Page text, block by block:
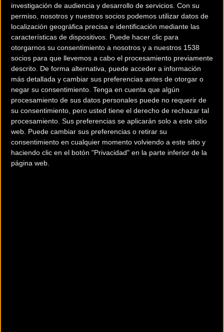
investigación de audiencia y desarrollo de servicios. Con su
permiso, nosotros y nuestros socios podemos utilizar datos de
localización geográfica precisa e identificación mediante las
características de dispositivos. Puede hacer clic para
otorgarnos su consentimiento a nosotros y a nuestros 1538
socios para que llevemos a cabo el procesamiento previamente
descrito. De forma alternativa, puede acceder a información
más detallada y cambiar sus preferencias antes de otorgar o
negar su consentimiento. Tenga en cuenta que algún
procesamiento de sus datos personales puede no requerir de
su consentimiento, pero usted tiene el derecho de rechazar tal
procesamiento. Sus preferencias se aplicarán solo a este sitio
web. Puede cambiar sus preferencias o retirar su
consentimiento en cualquier momento volviendo a este sitio y
haciendo clic en el botón "Privacidad" en la parte inferior de la
página web.
93 803 90 21
RRSS de la entidad